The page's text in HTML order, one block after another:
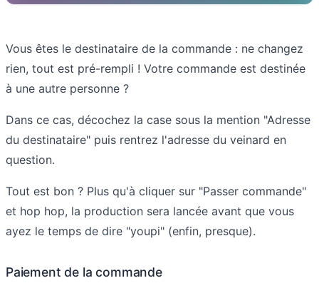
Vous êtes le destinataire de la commande : ne changez
rien, tout est pré-rempli ! Votre commande est destinée
à une autre personne ?
Dans ce cas, décochez la case sous la mention "Adresse
du destinataire" puis rentrez l'adresse du veinard en
question.
Tout est bon ? Plus qu'à cliquer sur "Passer commande"
et hop hop, la production sera lancée avant que vous
ayez le temps de dire "youpi" (enfin, presque).
Paiement de la commande